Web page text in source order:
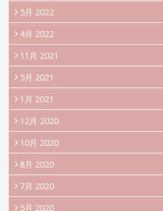
5月 2022
4月 2022
11月 2021
5月 2021
1月 2021
12月 2020
10月 2020
8月 2020
7月 2020
5月 2020